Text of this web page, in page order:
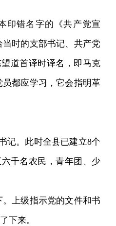
错名字的《共产党宣
时的支部书记、共产党
道首译时译名，即马克
都应学习，它会指明革
。此时全县已建立8个
千名农民，青年团、少
上级指示党的文件和书
下来。